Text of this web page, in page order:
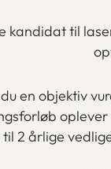
til
en objektiv
2 årlige